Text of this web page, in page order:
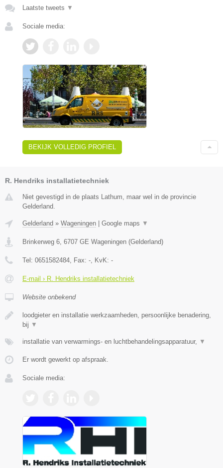
Laatste tweets ▼
Sociale media:
BEKIJK VOLLEDIG PROFIEL
R. Hendriks installatietechniek
Niet gevestigd in de plaats Lathum, maar wel in de provincie
Gelderland.
Gelderland » Wageningen Google maps ▼
Brinkerweg 6 6707 GE Wageningen (Gelderland)
Tel: 0651582484 , Fax: - , KvK: -
E-mail › R. Hendriks installatietechniek
Website onbekend
loodgieter en installatie werkzaamheden, persoonlijke benadering,
bij ▼
installatie van verwarmings- en luchtbehandelingsapparatuur, ▼
Er wordt gewerkt op afspraak.
Sociale media: